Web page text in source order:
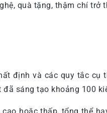
quà tặng, thậm chí trở
định và các quy tắc cụ
sáng tạo khoảng 100